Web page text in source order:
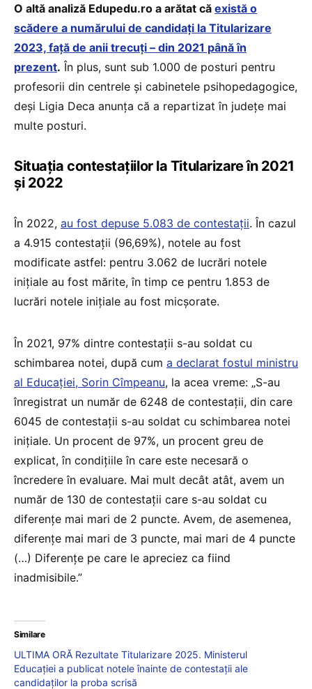
O altă analiză Edupedu.ro a arătat că există o
scădere a numărului de candidați la Titularizare
2023, față de anii trecuți – din 2021 până în
prezent. În plus, sunt sub 1.000 de posturi pentru
profesorii din centrele și cabinetele psihopedagogice,
deși Ligia Deca anunța că a repartizat în județe mai
multe posturi.
Situația contestațiilor la Titularizare în 2021
și 2022
În 2022, au fost depuse 5.083 de contestații. În cazul
a 4.915 contestații (96,69%), notele au fost
modificate astfel: pentru 3.062 de lucrări notele
inițiale au fost mărite, în timp ce pentru 1.853 de
lucrări notele inițiale au fost micșorate.
În 2021, 97% dintre contestații s-au soldat cu
schimbarea notei, după cum a declarat fostul ministru
al Educației, Sorin Cîmpeanu, la acea vreme: „S-au
înregistrat un număr de 6248 de contestații, din care
6045 de contestații s-au soldat cu schimbarea notei
inițiale. Un procent de 97%, un procent greu de
explicat, în condițiile în care este necesară o
încredere în evaluare. Mai mult decât atât, avem un
număr de 130 de contestații care s-au soldat cu
diferențe mai mari de 2 puncte. Avem, de asemenea,
diferențe mai mari de 3 puncte, mai mari de 4 puncte
(…) Diferențe pe care le apreciez ca fiind
inadmisibile.”
Similare
ULTIMA ORĂ Rezultate Titularizare 2025. Ministerul
Educației a publicat notele înainte de contestații ale
candidaților la proba scrisă